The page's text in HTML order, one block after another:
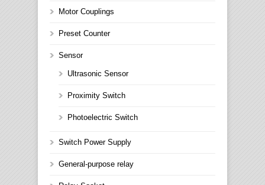
Motor Couplings
Preset Counter
Sensor
Ultrasonic Sensor
Proximity Switch
Photoelectric Switch
Switch Power Supply
General-purpose relay